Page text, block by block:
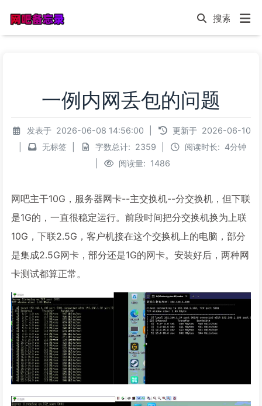
一例内网丢包的问题
发表于 2026-06-08 14:56:00 更新于 2026-06-10
无标签 字数总计: 2359 阅读时长: 4分钟
阅读量: 1486
网吧主干10G，服务器网卡--主交换机--分交换机，但下联
是1G的，一直很稳定运行。前段时间把分交换机换为上联
10G，下联2.5G，客户机接在这个交换机上的电脑，部分
是集成2.5G网卡，部分还是1G的网卡。安装好后，两种网
卡测试都算正常。